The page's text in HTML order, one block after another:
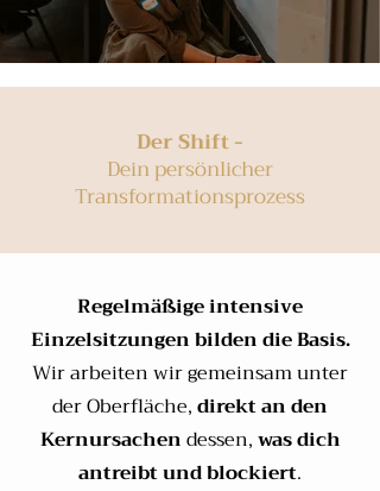
Der Shift -
Dein persönlicher
Transformationsprozess
Regelmäßige intensive
Einzelsitzungen bilden die Basis.
Wir arbeiten wir gemeinsam unter
der Oberfläche,direkt an den
Kernursachendessen,was dich
antreibt und blockiert.